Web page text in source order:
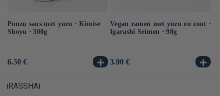
Ponzu saus met yuzu ⋅ Kimise
Shoyu ⋅ 300g
Normale
6.50 €
Vegan ramen met yuzu en zout ⋅
Igarashi Seimen ⋅ 98g
Normale
3.90 €
iRASSHAi